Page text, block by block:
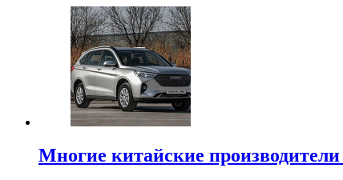
Многие китайские